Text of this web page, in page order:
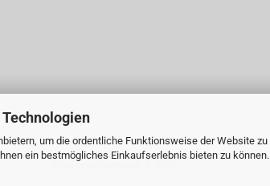
um die ordentliche Funktionsweise der Website zu
ein bestmögliches Einkaufserlebnis bieten zu können.
Webshop